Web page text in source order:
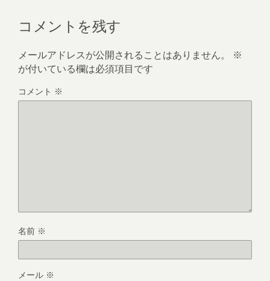
コメントを残す
メールアドレスが公開されることはありません。
※
が付いている欄は必須項目です
コメント ※
名前 ※
メール ※